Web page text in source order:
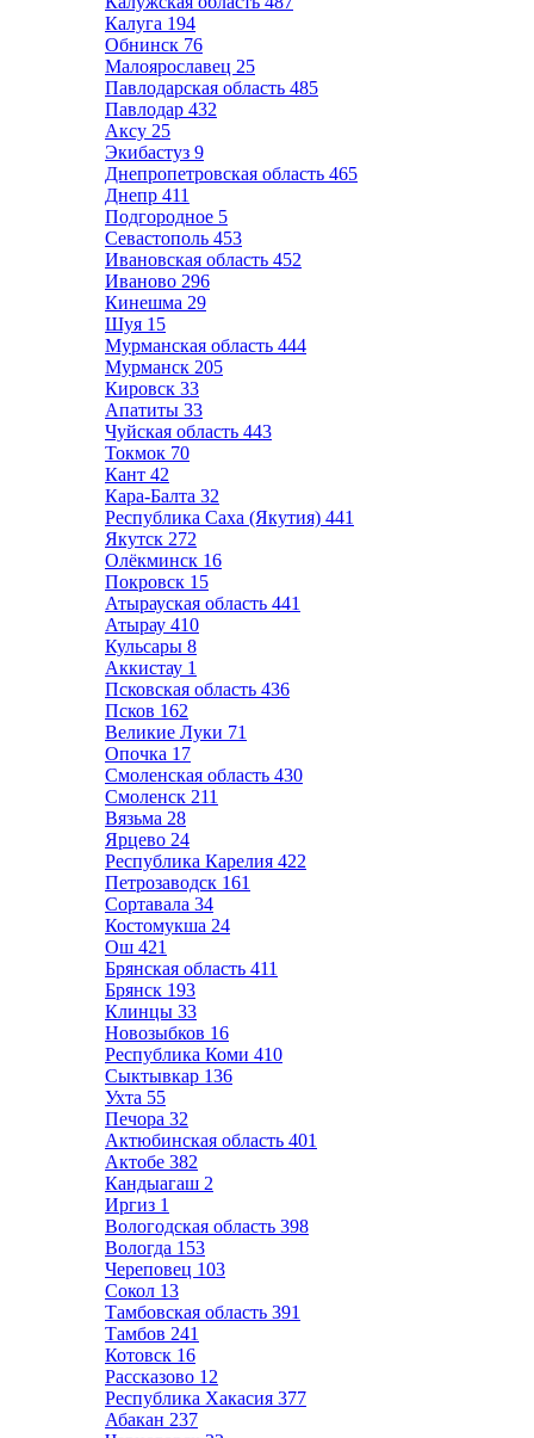
Калуга 194
Обнинск 76
Малоярославец 25
Павлодарская область 485
Павлодар 432
Аксу 25
Экибастуз 9
Днепропетровская область 465
Днепр 411
Подгородное 5
Севастополь 453
Ивановская область 452
Иваново 296
Кинешма 29
Шуя 15
Мурманская область 444
Мурманск 205
Кировск 33
Апатиты 33
Чуйская область 443
Токмок 70
Кант 42
Кара-Балта 32
Республика Саха (Якутия) 441
Якутск 272
Олёкминск 16
Покровск 15
Атырауская область 441
Атырау 410
Кульсары 8
Аккистау 1
Псковская область 436
Псков 162
Великие Луки 71
Опочка 17
Смоленская область 430
Смоленск 211
Вязьма 28
Ярцево 24
Республика Карелия 422
Петрозаводск 161
Сортавала 34
Костомукша 24
Ош 421
Брянская область 411
Брянск 193
Клинцы 33
Новозыбков 16
Республика Коми 410
Сыктывкар 136
Ухта 55
Печора 32
Актюбинская область 401
Актобе 382
Кандыагаш 2
Иргиз 1
Вологодская область 398
Вологда 153
Череповец 103
Сокол 13
Тамбовская область 391
Тамбов 241
Котовск 16
Рассказово 12
Республика Хакасия 377
Абакан 237